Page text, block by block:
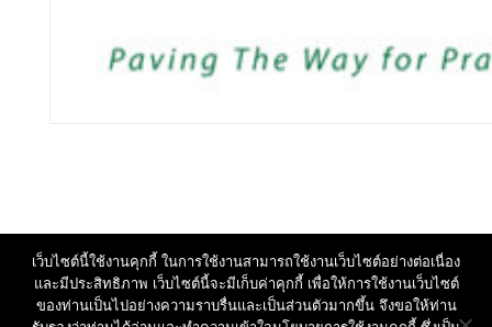
เว็บไซต์นี้ใช้งานคุกกี้ ในการใช้งานสามารถใช้งานเว็บไซต์อย่างต่อเนื่อง
และมีประสิทธิภาพ เว็บไซต์นี้จะมีเก็บค่าคุกกี้ เพื่อให้การใช้งานเว็บไซต์
ของท่านเป็นไปอย่างความราบรื่นและเป็นส่วนตัวมากขึ้น จึงขอให้ท่าน